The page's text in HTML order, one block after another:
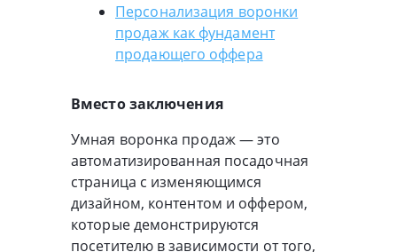
Персонализация воронки
продаж как фундамент
продающего оффера
Вместо заключения
Умная воронка продаж — это
автоматизированная посадочная
страница с изменяющимся
дизайном, контентом и оффером,
которые демонстрируются
посетителю в зависимости от того,